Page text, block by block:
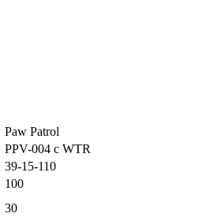
Paw Patrol
PPV-004 c WTR
39-15-110
100
30